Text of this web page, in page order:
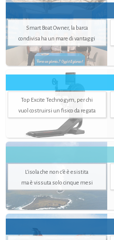
Smart Boat Owner, la barca
condivisa ha un mare di vantaggi
Top Excite Technogym, per chi
vuol costruirsi un fisico da regata
L’isola che non c'è è esistita
ma è vissuta solo cinque mesi